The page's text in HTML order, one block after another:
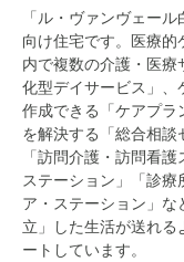
「ル・ヴァンヴェー
向け住宅です。医療
内で複数の介護・医
化型デイサービス」、
作成できる「ケアプラ
を解決する「総合相談
「訪問介護・訪問看
ステーション」「診
ア・ステーション」
立」した生活が送れ
ートしています。